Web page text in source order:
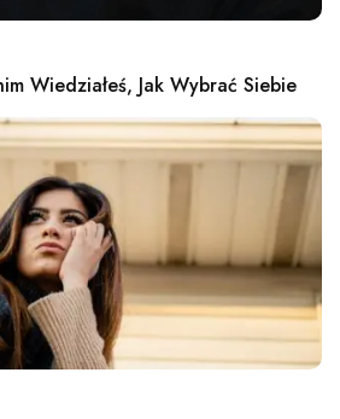
Wiedziałeś, Jak Wybrać Siebie